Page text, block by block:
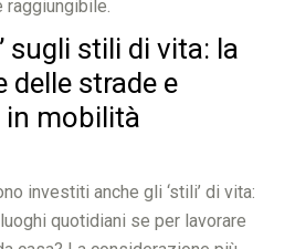
raggiungibile.
sugli stili di vita: la
delle strade e
in mobilità
investiti anche gli ‘stili’ di vita:
quotidiani se per lavorare